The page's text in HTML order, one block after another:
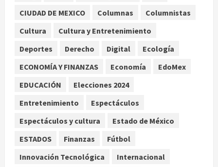
Colombia despide al gobierno de
promesas de cambio
agosto 7, 2026
institucional en Brasil, Guinea
Ecuatorial, Angola y EE.UU.
Investiga Cofepris posible vínculo
brote de salmonelosis en EU
CIUDAD DE MEXICO
Columnas
Columnistas
Cultura
Cultura y Entretenimiento
Deportes
Derecho Digital
Ecología
ECONOMÍA Y FINANZAS
Economía
EdoMex
EDUCACIÓN
Elecciones 2024
Entretenimiento
Espectáculos
Espectáculos y cultura
Estado de México
ESTADOS
Finanzas
Fútbol
Innovación Tecnológica
Internacional